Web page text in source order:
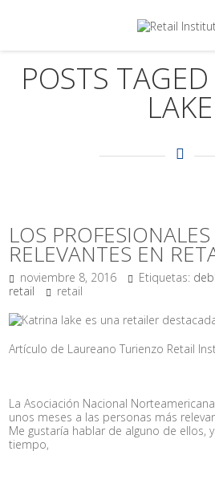
POSTS
LAKE
LOS
RELEVANTES EN
noviembre 8, 2016 Etiquetas:
retail
retail
Artículo de Laureano Turienzo Retail
La Asociación Nacional
unos meses a las personas más
Me gustaría hablar de alguno de ellos,
tiempo,